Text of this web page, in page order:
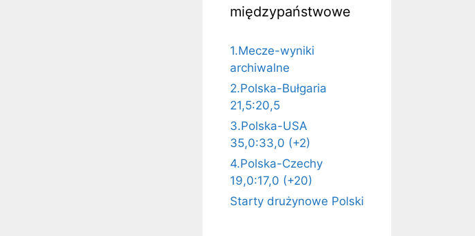
międzypaństwowe
1.Mecze-wyniki
archiwalne
2.Polska-Bułgaria
21,5:20,5
3.Polska-USA
35,0:33,0 (+2)
4.Polska-Czechy
19,0:17,0 (+20)
Starty drużynowe Polski